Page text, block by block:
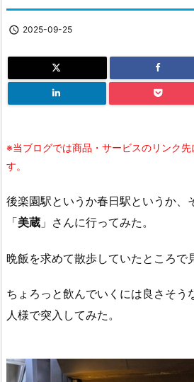
 2025-09-25
※当ブログでは商品・サービスのリンク
す。
後楽園駅というか春日駅というか、
「美蔵 」さんに行ってみた。
晩飯を求めて散歩していたところで
ちょろっと飲んでいくには良さそう
人様で突入してみた。